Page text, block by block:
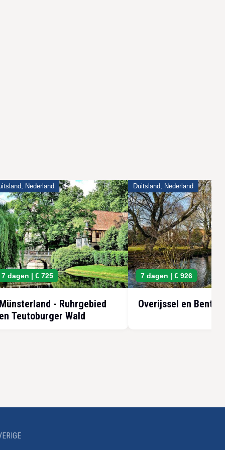
7 dagen | € 725
- Ruhrgebied
Teutoburger Wald
Nederland
7 dagen | € 926
Overijssel en
Duitsland, Nederland